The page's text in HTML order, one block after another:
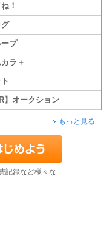
！
グ
プ
ラ＋
】オークション
もっと見る
記録など様々な